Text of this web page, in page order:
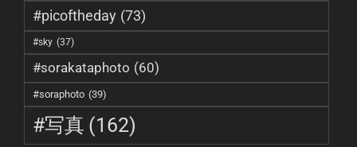
#picoftheday (73)
#sky (37)
#sorakataphoto (60)
#soraphoto (39)
#写真 (162)